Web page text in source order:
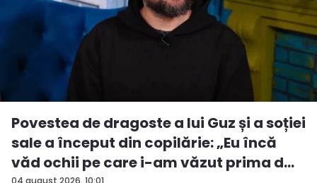
04 august 2026, 10:01
Povestea de dragoste a lui Guz și a soției
sale a început din copilărie: „Eu încă
văd ochii pe care i-am văzut prima d...